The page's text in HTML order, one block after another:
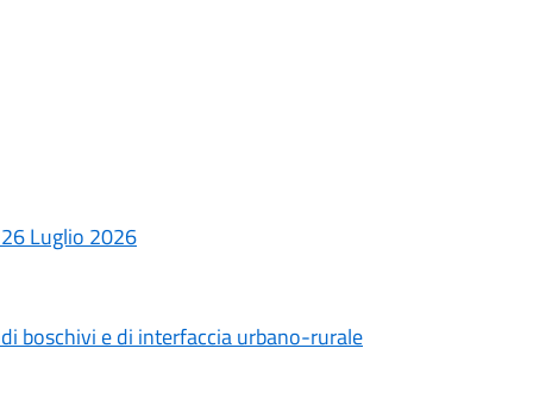
26 Luglio 2026
boschivi e di interfaccia urbano-rurale